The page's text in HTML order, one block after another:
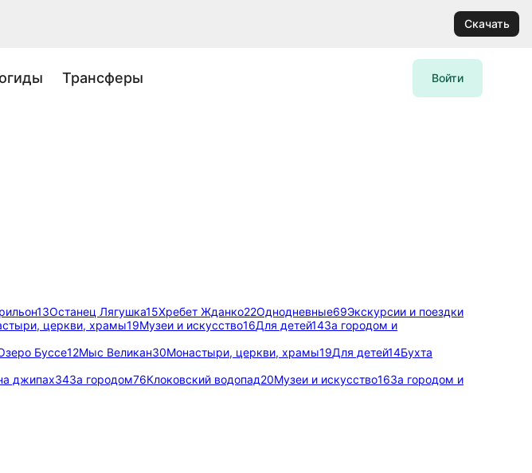
Скачать
Трансферы Войти
13Останец Лягушка15Хребет Жданко22Однодневные69Экскурсии и поездки
церкви, храмы19Музеи и искусство16Для детей14За городом и
Буссе12Мыс Великан30Монастыри, церкви, храмы19Для детей14Бухта
джипах34За городом76Клоковский водопад20Музеи и искусство16За городом и